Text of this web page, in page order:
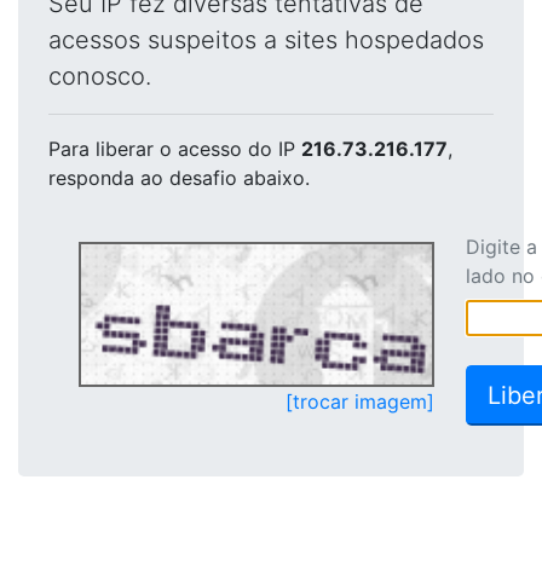
acessos suspeitos a sites hospedados
conosco.
Para liberar o acesso do IP 216.73.216.177,
responda ao desafio abaixo.
[trocar imagem]
Digite
lado no